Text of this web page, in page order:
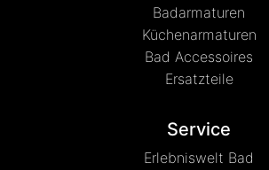
Badarmaturen
Küchenarmaturen
Bad Accessoires
Ersatzteile
Service
Erlebniswelt Bad